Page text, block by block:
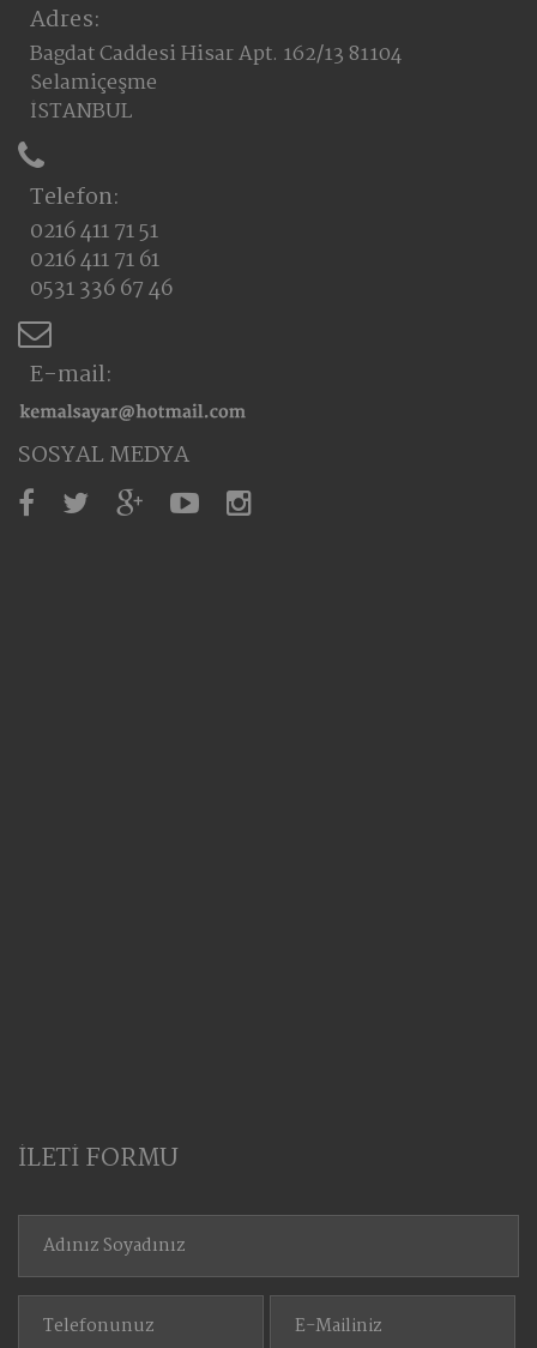
Adres:
Bagdat Caddesi Hisar Apt. 162/13 81104
Selamiçeşme
İSTANBUL
Telefon:
0216 411 71 51
0216 411 71 61
0531 336 67 46
E-mail:
SOSYAL MEDYA
İLETİ FORMU